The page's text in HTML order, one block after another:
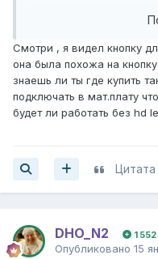
Смотри , я видел кнопку
она была похожа на
знаешь ли ты где купить
подключать в мат.плату
будет ли работать без hd
Цитата
DHO_N2 1 552
Опубликовано 15